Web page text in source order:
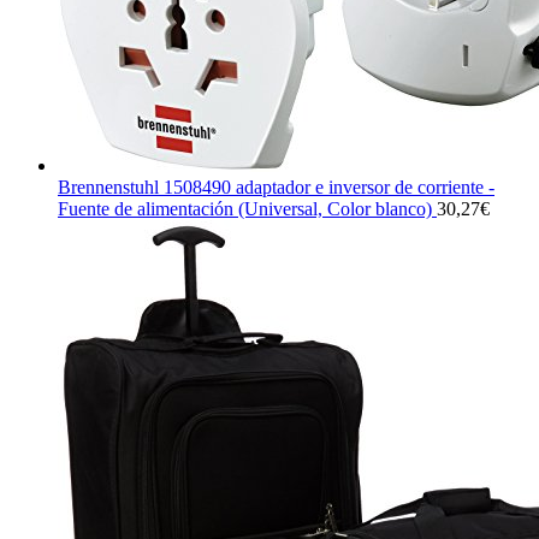
Brennenstuhl 1508490 adaptador e inversor de corriente -
Fuente de alimentación (Universal, Color blanco) 30,27€